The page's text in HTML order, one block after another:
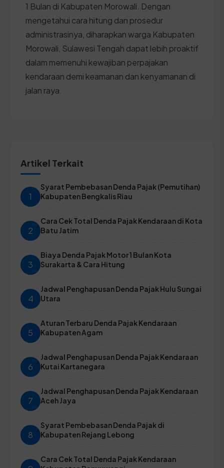
1 Bulan di Kabupaten Morowali. Dengan
mengetahui cara hitung dan prosedur
administrasinya, diharapkan warga Kabupaten
Morowali, Sulawesi Tengah dapat lebih proaktif
dalam memenuhi kewajiban perpajakan
kendaraan demi keamanan dan kenyamanan di
jalan raya.
Artikel Terkait
1
Syarat Pembebasan Denda Pajak (Pemutihan)
Kabupaten Bengkalis Riau
2
Cara Cek Total Denda Pajak Kendaraan di Kota
Batu Jatim
3
Biaya Denda Pajak Motor 1 Bulan Kota
Surakarta & Cara Hitung
4
Jadwal Penghapusan Denda Pajak Hulu Sungai
Utara
5
Aturan Terbaru Denda Pajak Kendaraan
Kabupaten Agam
6
Jadwal Penghapusan Denda Pajak Kendaraan
Kutai Kartanegara
7
Jadwal Penghapusan Denda Pajak Kendaraan
Aceh Jaya
8
Syarat Pembebasan Denda Pajak di
Kabupaten Rejang Lebong
Cara Cek Total Denda Pajak Kendaraan